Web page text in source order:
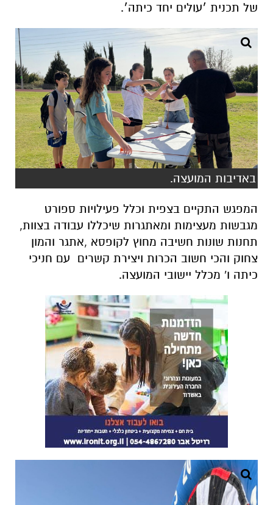
של תכנית ׳עולים יחד כיתה׳.
באדיבות המועצה.
המפגש התקיים בצפית וכלל פעילויות ספורט
מגבשות מעצימות ומאתגרות שיכללו עבודה בצוות,
תחנות שונות חשיבה מחוץ לקופסא ,אתגר והמון
צחוק והכי חשוב הכרות ויצירת קשרים עם חניכי
כיתה ו' מכלל יישובי המועצה.